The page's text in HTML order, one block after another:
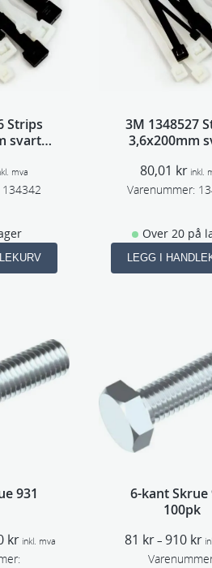
Strips
svart
mva
134342
3M 1348527
3,6x200mm
80,01 kr inkl.
Varenummer:
Over 20 på
LEGG I
931
krPinkl. mva
6-kant Skrue
100pk
81 kr– 910 krP
r